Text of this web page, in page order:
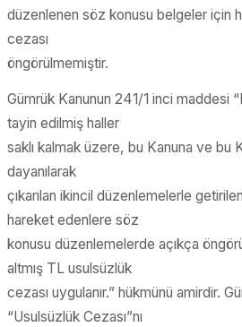
düzenlenen söz konusu belgeler için
cezası
öngörülmemiştir.
Gümrük Kanunun 241/1 inci maddesi
tayin edilmiş haller
saklı kalmak üzere, bu Kanuna ve bu
dayanılarak
çıkarılan ikincil düzenlemelerle
hareket edenlere söz
konusu düzenlemelerde açıkça
altmış TL usulsüzlük
cezası uygulanır.” hükmünü amirdir.
“Usulsüzlük Cezası”nı